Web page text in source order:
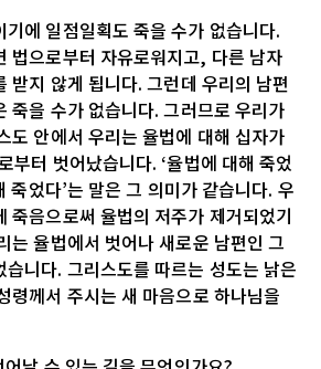
에 일점일획도 죽을 수가 없습니다.
법으로부터 자유로워지고, 다른 남자
받지 않게 됩니다. 그런데 우리의 남편
죽을 수가 없습니다. 그러므로 우리가
도 안에서 우리는 율법에 대해 십자가
부터 벗어났습니다. ‘율법에 대해 죽었
죽었다’는 말은 그 의미가 같습니다. 우
죽음으로써 율법의 저주가 제거되었기
는 율법에서 벗어나 새로운 남편인 그
니다. 그리스도를 따르는 성도는 낡은
령께서 주시는 새 마음으로 하나님을